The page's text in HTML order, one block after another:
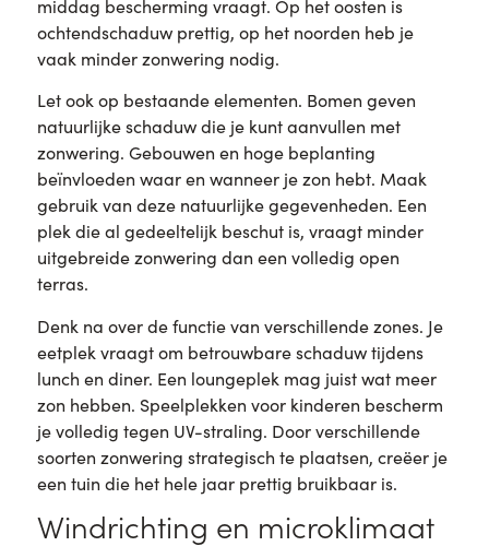
middag bescherming vraagt. Op het oosten is
ochtendschaduw prettig, op het noorden heb je
vaak minder zonwering nodig.
Let ook op bestaande elementen. Bomen geven
natuurlijke schaduw die je kunt aanvullen met
zonwering. Gebouwen en hoge beplanting
beïnvloeden waar en wanneer je zon hebt. Maak
gebruik van deze natuurlijke gegevenheden. Een
plek die al gedeeltelijk beschut is, vraagt minder
uitgebreide zonwering dan een volledig open
terras.
Denk na over de functie van verschillende zones. Je
eetplek vraagt om betrouwbare schaduw tijdens
lunch en diner. Een loungeplek mag juist wat meer
zon hebben. Speelplekken voor kinderen bescherm
je volledig tegen UV-straling. Door verschillende
soorten zonwering strategisch te plaatsen, creëer je
een tuin die het hele jaar prettig bruikbaar is.
Windrichting en microklimaat